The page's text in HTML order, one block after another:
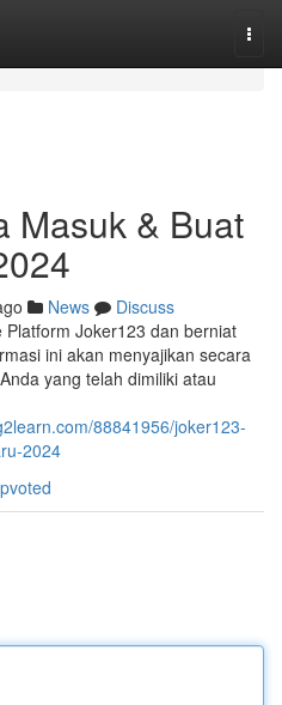
Masuk & Buat
News
Discuss
Joker123 dan berniat
ini akan menyajikan secara
yang telah dimiliki atau
88841956/joker123-
2024